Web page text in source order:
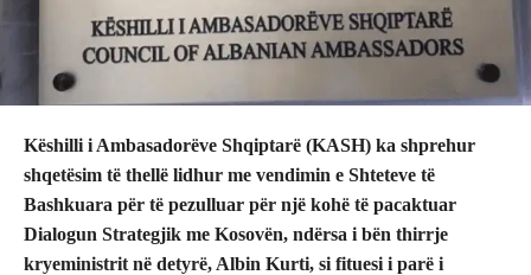
Këshilli i Ambasadorëve Shqiptarë (KASH) ka shprehur
shqetësim të thellë lidhur me vendimin e Shteteve të
Bashkuara për të pezulluar për një kohë të pacaktuar
Dialogun Strategjik me Kosovën, ndërsa i bën thirrje
kryeministrit në detyrë, Albin Kurti, si fituesi i parë i